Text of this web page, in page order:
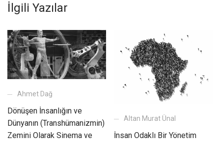
İlgili Yazılar
Ahmet Dağ
Dönüşen İnsanlığın ve
Dünyanın (Transhümanizmin)
Zemini Olarak Sinema ve
Altan Murat Ünal
İnsan Odaklı Bir Yönetim